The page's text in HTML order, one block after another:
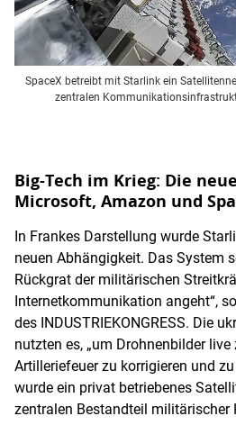
SpaceX betreibt mit Starlink ein
zentralen
Big-Tech im Krieg: Die
Microsoft, Amazon und
In Frankes Darstellung wurde
neuen Abhängigkeit. Das System
Rückgrat der militärischen
Internetkommunikation angeht“,
des INDUSTRIEKONGRESS. Die
nutzten es, „um Drohnenbilder live
Artilleriefeuer zu korrigieren und
wurde ein privat betriebenes
zentralen Bestandteil